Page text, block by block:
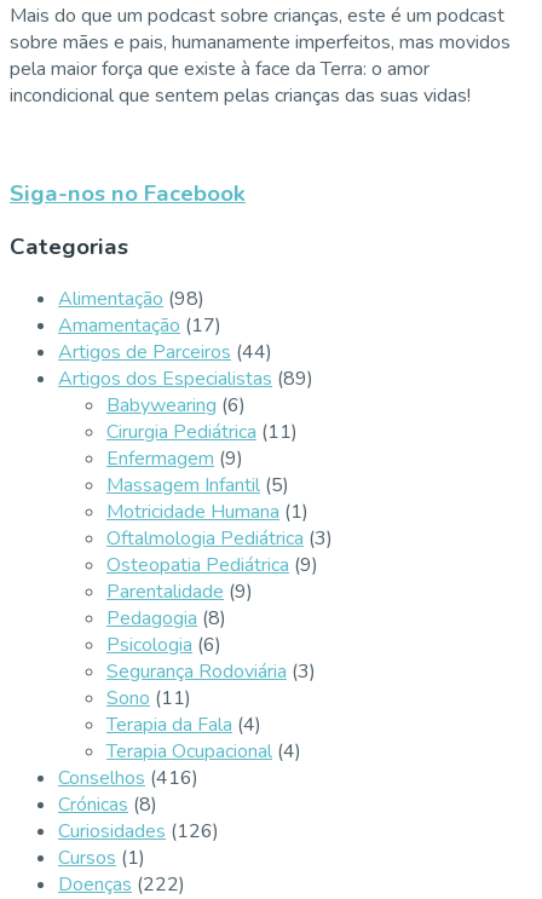
Mais do que um podcast sobre crianças, este é um podcast
sobre mães e pais, humanamente imperfeitos, mas movidos
pela maior força que existe à face da Terra: o amor
incondicional que sentem pelas crianças das suas vidas!
Siga-nos no Facebook
Categorias
Alimentação (98)
Amamentação (17)
Artigos de Parceiros (44)
Artigos dos Especialistas (89)
Babywearing (6)
Cirurgia Pediátrica (11)
Enfermagem (9)
Massagem Infantil (5)
Motricidade Humana (1)
Oftalmologia Pediátrica (3)
Osteopatia Pediátrica (9)
Parentalidade (9)
Pedagogia (8)
Psicologia (6)
Segurança Rodoviária (3)
Sono (11)
Terapia da Fala (4)
Terapia Ocupacional (4)
Conselhos (416)
Crónicas (8)
Curiosidades (126)
Cursos (1)
Doenças (222)